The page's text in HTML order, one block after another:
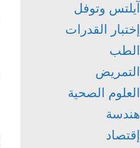
آيلتس وتوفل
إختبار القدرات
الطب
التمريض
العلوم الصحية
هندسة
إقتصاد